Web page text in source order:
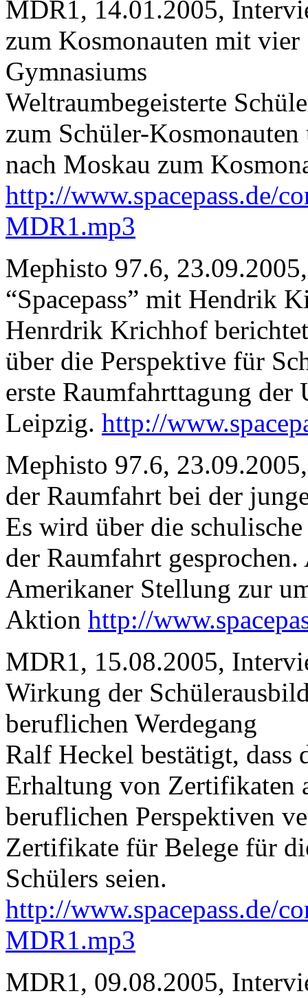
MDR1, 14.01.2005,
zum Kosmonauten mit vier
Gymnasiums
Weltraumbegeisterte
zum Schüler-
nach Moskau zum
http://www.spacepass.de/
MDR1.mp3
Mephisto 97.6,
“Spacepass” mit Hendrik
Henrdrik Krichhof
über die Perspektive für
erste Raumfahrttagung der
Leipzig. http://
Mephisto 97.6,
der Raumfahrt bei der
Es wird über die
der Raumfahrt
Amerikaner Stellung zur
Aktion http://
MDR1, 15.08.2005,
Wirkung der
beruflichen Werdegang
Ralf Heckel bestätigt,
Erhaltung von Zertifikaten
beruflichen Perspektiven
Zertifikate für Belege für
Schülers seien.
http://www.spacepass.de/
MDR1.mp3
MDR1, 09.08.2005,